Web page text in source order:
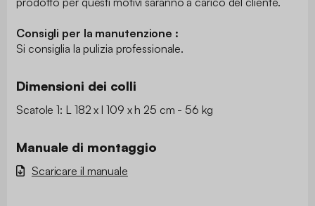
Consigli per la manutenzione :
Si consiglia la pulizia professionale.
Dimensioni dei colli
Scatole 1: L 182 x l 109 x h 25 cm - 56 kg
Manuale di montaggio
Scaricare il manuale